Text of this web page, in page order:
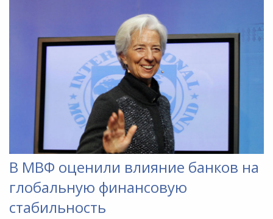
В МВФ оценили влияние банков на
глобальную финансовую
стабильность